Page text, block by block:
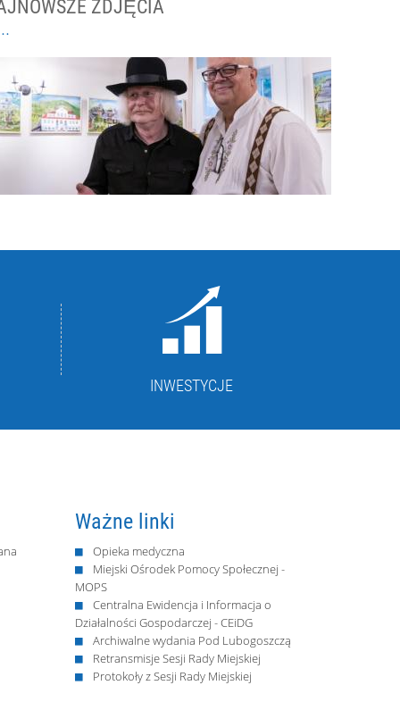
ZDJĘCIA
INWESTYCJE
Ważne linki
Opieka medyczna
Miejski Ośrodek Pomocy Społecznej -
MOPS
Centralna Ewidencja i Informacja o
Działalności Gospodarczej - CEiDG
Archiwalne wydania Pod Lubogoszczą
Retransmisje Sesji Rady Miejskiej
Protokoły z Sesji Rady Miejskiej